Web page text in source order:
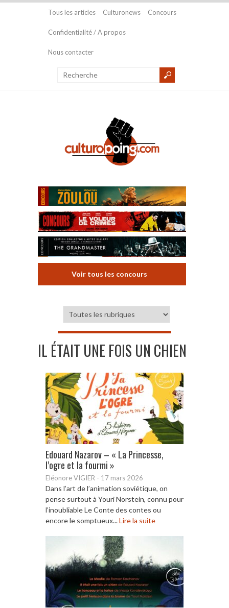
Tous les articles Culturonews Concours
Confidentialité / A propos
Nous contacter
Voir tous les concours
IL ÉTAIT UNE FOIS UN CHIEN
Edouard Nazarov – « La Princesse,
l’ogre et la fourmi »
Eléonore VIGIER - 17 mars 2026
Dans l’art de l’animation soviétique, on
pense surtout à Youri Norstein, connu pour
l’inoubliable Le Conte des contes ou
encore le somptueux...Lire la suite